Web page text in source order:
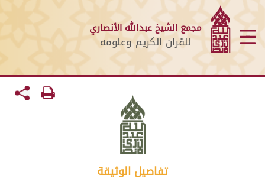
مجمع الشيخ عبدالله الأنصاري
للقران الكريم وعلومه
تفاصيل الوثيقة